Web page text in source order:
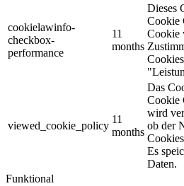
cookielawinfo-
checkbox-
performance
11
months
Dieses
Cookie
Cookie
viewed_cookie_policy
11
months
Das
Cookie
wird
ob der
Es
Daten.
Funktional